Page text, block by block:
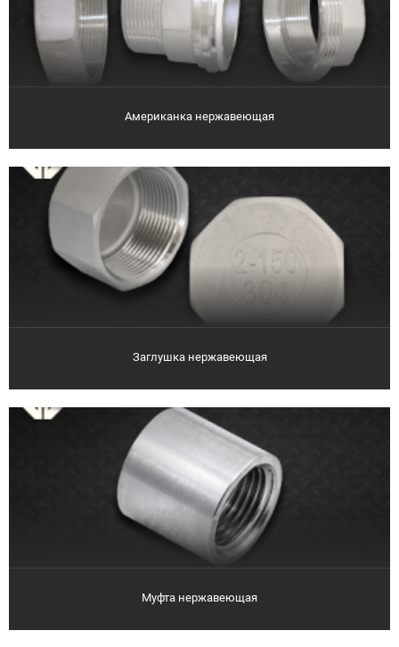
Американка нержавеющая
Заглушка нержавеющая
Муфта нержавеющая